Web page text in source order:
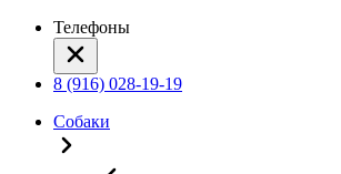
Телефоны
8 (916) 028-19-19
Собаки